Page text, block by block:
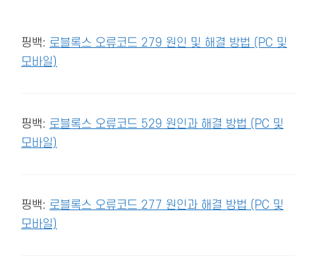
핑백: 로블록스 오류코드 279 원인 및 해결 방법 (PC 및
모바일)
핑백: 로블록스 오류코드 529 원인과 해결 방법 (PC 및
모바일)
핑백: 로블록스 오류코드 277 원인과 해결 방법 (PC 및
모바일)